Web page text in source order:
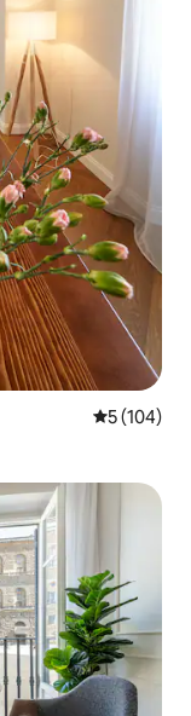
5 ud af 5 i
5 (104)